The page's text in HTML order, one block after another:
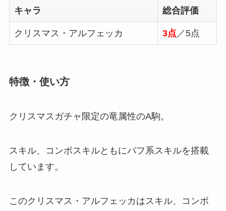
キャラ 総合評価
クリスマス・アルフェッカ 3点 ／5点
特徴・使い方
クリスマスガチャ限定の竜属性のA駒。
スキル、コンボスキルともにバフ系スキルを搭載
しています。
このクリスマス・アルフェッカは スキル、コンボ